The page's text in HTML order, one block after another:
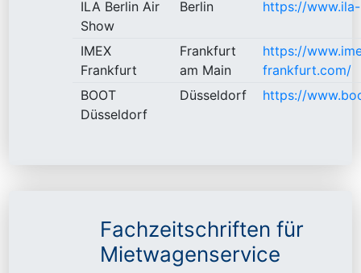
ILA Berlin Air
Show
Berlin https://
IMEX
Frankfurt
Frankfurt
am Main
https://
frankfurt.com/
BOOT
Düsseldorf
Düsseldorf https://
Fachzeitschriften für
Mietwagenservice